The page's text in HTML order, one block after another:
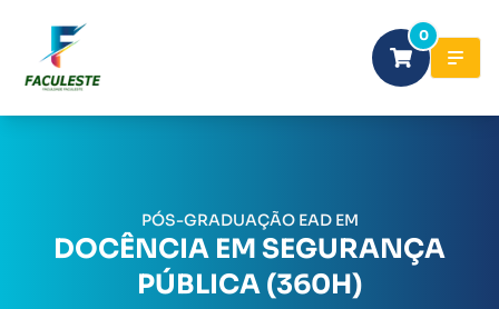
0
PÓS-GRADUAÇÃO EAD EM
DOCÊNCIA EM SEGURANÇA
PÚBLICA (360H)